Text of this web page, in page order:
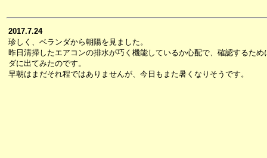
2017.7.24
珍しく、ベランダから朝陽を見ました。
昨日清掃したエアコンの排水が巧く機能しているか心配で、確認するため
ダに出てみたのです。
早朝はまだそれ程ではありませんが、今日もまた暑くなりそうです。